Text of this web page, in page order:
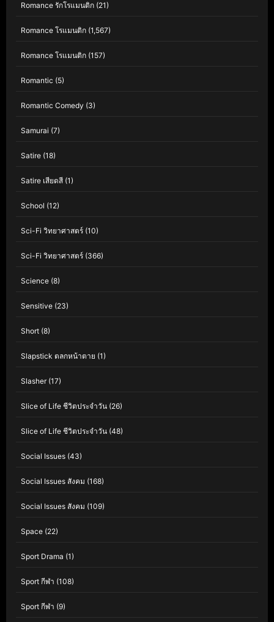
Romance รักโรแมนติก (21)
Romance โรแมนติก (1,567)
Romance โรแมนติก (157)
Romantic (5)
Romantic Comedy (3)
Samurai (7)
Satire (18)
Satire เสียดสี (1)
School (12)
Sci-Fi วิทยาศาสตร์ (10)
Sci-Fi วิทยาศาสตร์ (366)
Science (8)
Sensitive (23)
Short (8)
Slapstick ตลกหน้าตาย (1)
Slasher(17)
Slice of Life ชีวิตประจำวัน (26)
Slice of Life ชีวิตประจำวัน (48)
Social Issues (43)
Social Issues สังคม (168)
Social Issues สังคม (109)
Space (22)
Sport Drama (1)
Sport กีฬา (108)
Sport กีฬา (9)